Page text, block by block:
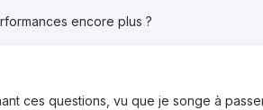
encore plus ?
ces questions, vu que je songe à